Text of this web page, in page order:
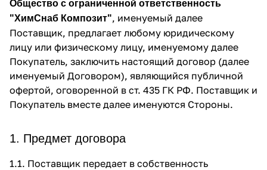
Общество с ограниченной ответственность
"ХимСнаб Композит", именуемый далее
Поставщик, предлагает любому юридическому
лицу или физическому лицу, именуемому далее
Покупатель, заключить настоящий договор (далее
именуемый Договором), являющийся публичной
офертой, оговоренной в ст. 435 ГК РФ. Поставщик и
Покупатель вместе далее именуются Стороны.
1. Предмет договора
1.1. Поставщик передает в собственность